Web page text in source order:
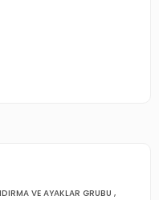
VE AYAKLAR GRUBU ,